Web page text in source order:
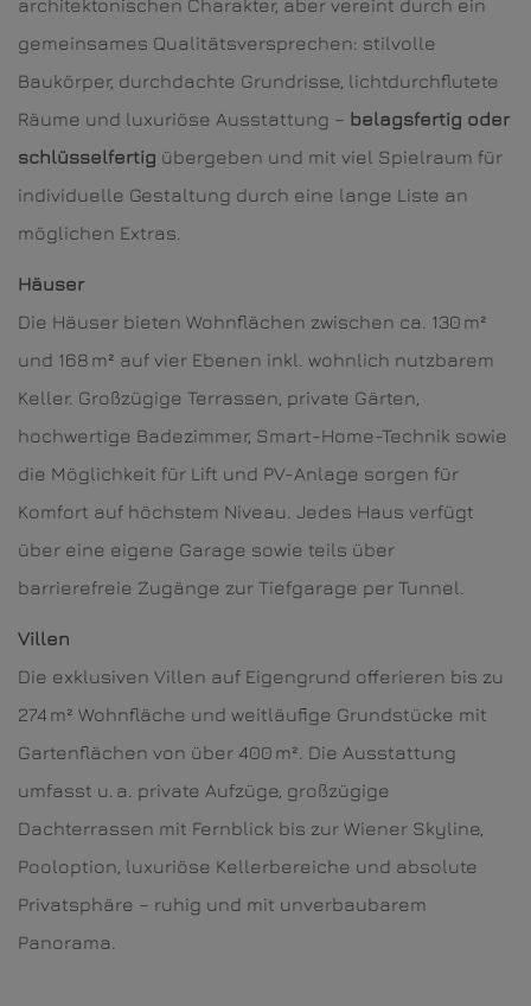
architektonischen Charakter, aber vereint durch ein
gemeinsames Qualitätsversprechen: stilvolle
Baukörper, durchdachte Grundrisse, lichtdurchflutete
Räume und luxuriöse Ausstattung – belagsfertig oder
schlüsselfertig übergeben und mit viel Spielraum für
individuelle Gestaltung durch eine lange Liste an
möglichen Extras.
Häuser
Die Häuser bieten Wohnflächen zwischen ca. 130 m²
und 168 m² auf vier Ebenen inkl. wohnlich nutzbarem
Keller. Großzügige Terrassen, private Gärten,
hochwertige Badezimmer, Smart-Home-Technik sowie
die Möglichkeit für Lift und PV-Anlage sorgen für
Komfort auf höchstem Niveau. Jedes Haus verfügt
über eine eigene Garage sowie teils über
barrierefreie Zugänge zur Tiefgarage per Tunnel.
Villen
Die exklusiven Villen auf Eigengrund offerieren bis zu
274 m² Wohnfläche und weitläufige Grundstücke mit
Gartenflächen von über 400 m². Die Ausstattung
umfasst u. a. private Aufzüge, großzügige
Dachterrassen mit Fernblick bis zur Wiener Skyline,
Pooloption, luxuriöse Kellerbereiche und absolute
Privatsphäre – ruhig und mit unverbaubarem
Panorama.